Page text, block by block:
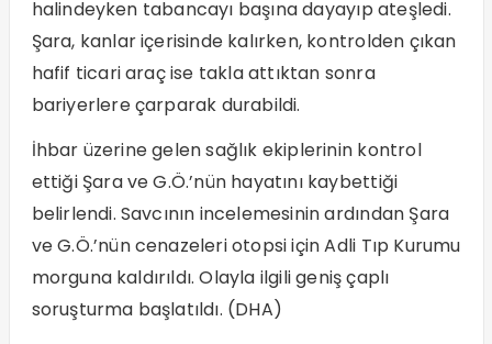
halindeyken tabancayı başına dayayıp ateşledi.
Şara, kanlar içerisinde kalırken, kontrolden çıkan
hafif ticari araç ise takla attıktan sonra
bariyerlere çarparak durabildi.
İhbar üzerine gelen sağlık ekiplerinin kontrol
ettiği Şara ve G.Ö.’nün hayatını kaybettiği
belirlendi. Savcının incelemesinin ardından Şara
ve G.Ö.’nün cenazeleri otopsi için Adli Tıp Kurumu
morguna kaldırıldı. Olayla ilgili geniş çaplı
soruşturma başlatıldı. (DHA)